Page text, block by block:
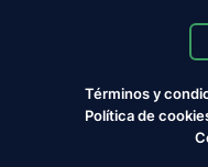
Términos y
Política de